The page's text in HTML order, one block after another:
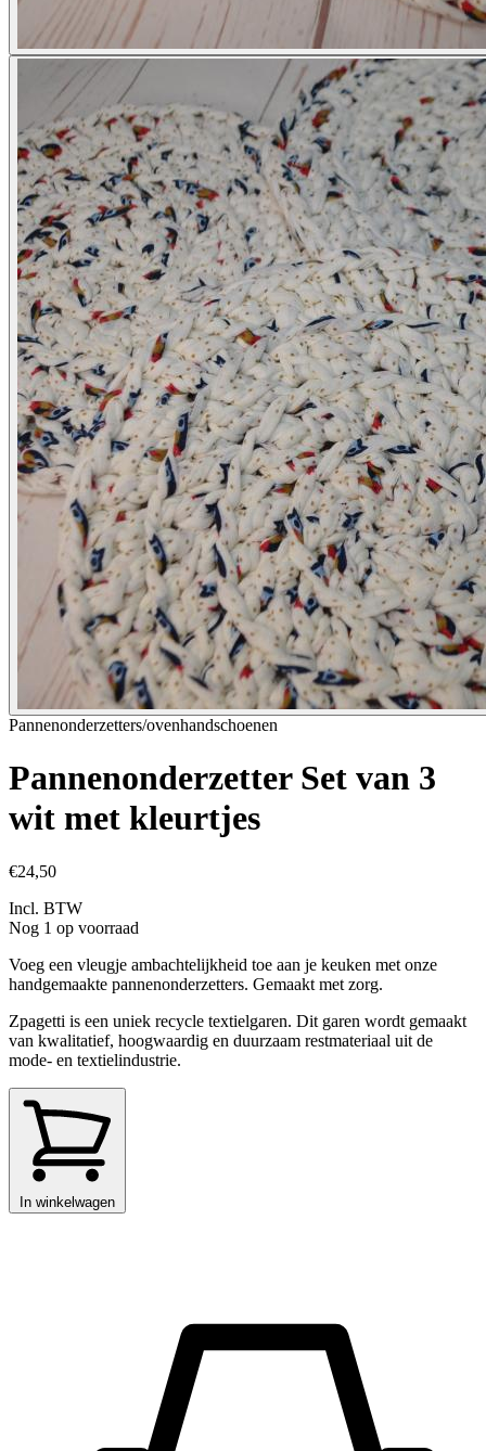
Pannenonderzetters/ovenhandschoenen
Pannenonderzetter Set van 3
wit met kleurtjes
€24,50
Incl. BTW
Nog 1 op voorraad
Voeg een vleugje ambachtelijkheid toe aan je keuken met onze
handgemaakte pannenonderzetters. Gemaakt met zorg.
Zpagetti is een uniek recycle textielgaren. Dit garen wordt gemaakt
van kwalitatief, hoogwaardig en duurzaam restmateriaal uit de
mode- en textielindustrie.
In winkelwagen